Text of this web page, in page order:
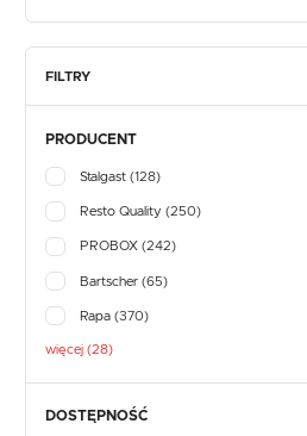
FILTRY
PRODUCENT
Stalgast (128)
Resto Quality (250)
PROBOX (242)
Bartscher (65)
Rapa (370)
więcej (28)
DOSTĘPNOŚĆ